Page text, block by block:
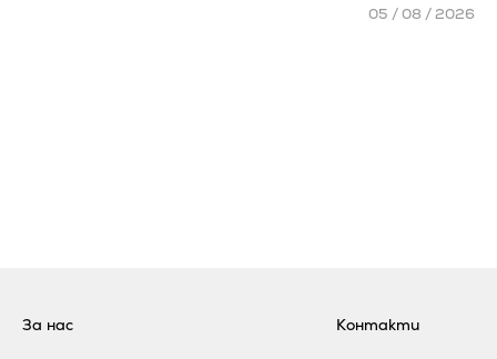
05 / 08 / 2026
За нас Контакти